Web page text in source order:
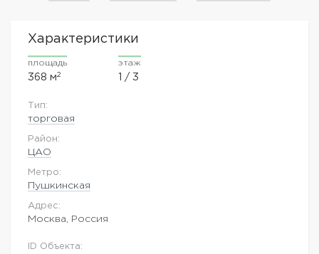
Характеристики
площадь
368 м2
этаж
1 / 3
Тип:
торговая
Район:
ЦАО
Метро:
Пушкинская
Адрес:
Москва, Россия
ID Объекта: